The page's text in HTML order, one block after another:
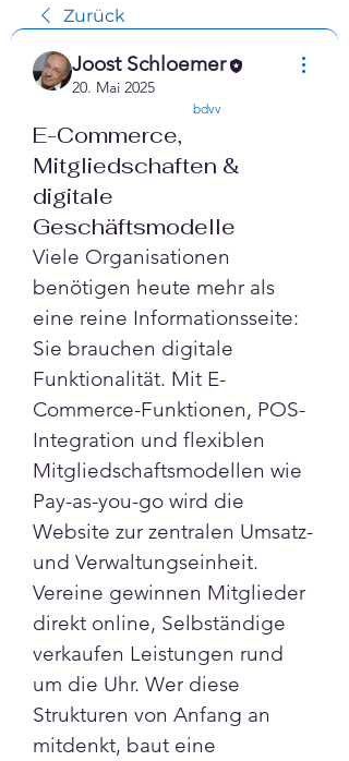
Zurück
Joost Schloemer
20. Mai 2025
bdvv
E-Commerce,
Mitgliedschaften &
digitale
Geschäftsmodelle
Viele Organisationen
benötigen heute mehr als
eine reine Informationsseite:
Sie brauchen digitale
Funktionalität. Mit E-
Commerce-Funktionen, POS-
Integration und flexiblen
Mitgliedschaftsmodellen wie
Pay-as-you-go wird die
Website zur zentralen Umsatz-
und Verwaltungseinheit.
Vereine gewinnen Mitglieder
direkt online, Selbständige
verkaufen Leistungen rund
um die Uhr. Wer diese
Strukturen von Anfang an
mitdenkt, baut eine